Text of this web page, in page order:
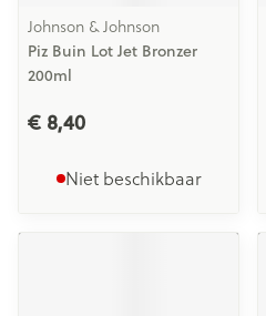
Johnson & Johnson
Piz Buin Lot Jet Bronzer
200ml
€ 8,40
Niet beschikbaar